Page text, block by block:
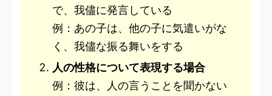
で、我儘に発言している
例：あの子は、他の子に気遣いがな
く、我儘な振る舞いをする
人の性格について表現する場合
例：彼は、人の言うことを聞かない